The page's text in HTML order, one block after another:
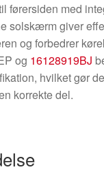
førersiden med
solskærm giver
og forbedrer
og 16128919BJ
hvilket gør
korrekte del.